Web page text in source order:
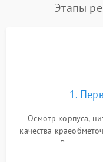
Этапы
1.
Осмотр корпуса,
качества
педали.
заклинивания или